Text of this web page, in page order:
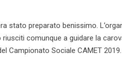
stato preparato benissimo.
riusciti comunque a guidare la
Campionato Sociale CAMET 2019.